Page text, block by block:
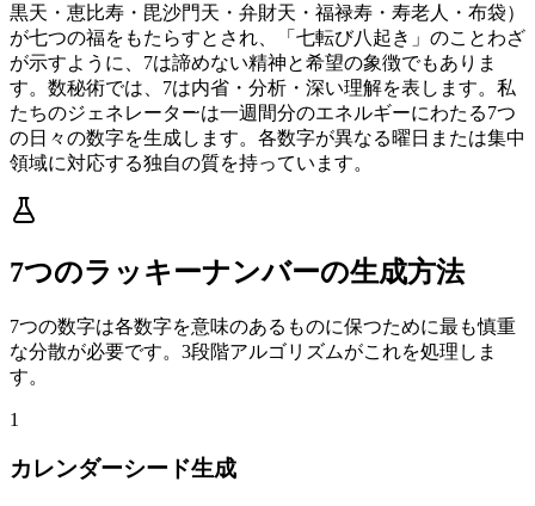
黒天・恵比寿・毘沙門天・弁財天・福禄寿・寿老人・布袋）
が七つの福をもたらすとされ、「七転び八起き」のことわざ
が示すように、7は諦めない精神と希望の象徴でもありま
す。数秘術では、7は内省・分析・深い理解を表します。私
たちのジェネレーターは一週間分のエネルギーにわたる7つ
の日々の数字を生成します。各数字が異なる曜日または集中
領域に対応する独自の質を持っています。
7つのラッキーナンバーの生成方法
7つの数字は各数字を意味のあるものに保つために最も慎重
な分散が必要です。3段階アルゴリズムがこれを処理しま
す。
1
カレンダーシード生成